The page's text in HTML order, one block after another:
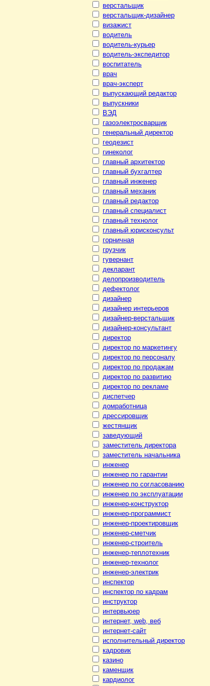
верстальщик
верстальщик-дизайнер
визажист
водитель
водитель-курьер
водитель-экспедитор
воспитатель
врач
врач-эксперт
выпускающий редактор
выпускники
ВЭД
газоэлектросварщик
генеральный директор
геодезист
гинеколог
главный архитектор
главный бухгалтер
главный инженер
главный механик
главный редактор
главный специалист
главный технолог
главный юрисконсульт
горничная
грузчик
гувернант
декларант
делопроизводитель
дефектолог
дизайнер
дизайнер интерьеров
дизайнер-верстальщик
дизайнер-консультант
директор
директор по маркетингу
директор по персоналу
директор по продажам
директор по развитию
директор по рекламе
диспетчер
домработница
дрессировщик
жестянщик
заведующий
заместитель директора
заместитель начальника
инженер
инженер по гарантии
инженер по согласованию
инженер по эксплуатации
инженер-конструктор
инженер-программист
инженер-проектировщик
инженер-сметчик
инженер-строитель
инженер-теплотехник
инженер-технолог
инженер-электрик
инспектор
инспектор по кадрам
инструктор
интервьюер
интернет, web, веб
интернет-сайт
исполнительный директор
кадровик
казино
каменщик
кардиолог